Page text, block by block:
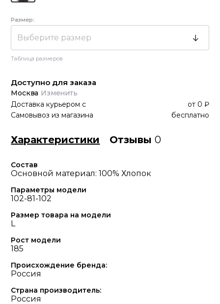
Размер:
Выберите размер
Таблица размеров
Доступно для заказа
Москва Изменить
Доставка курьером с от 0 ₽
Самовывоз из магазина
бесплатно
Характеристики Отзывы0
Состав
Основной материал: 100% Хлопок
Параметры модели
102-81-102
Размер товара на модели
L
Рост модели
185
Происхождение бренда:
Россия
Страна производитель:
Россия